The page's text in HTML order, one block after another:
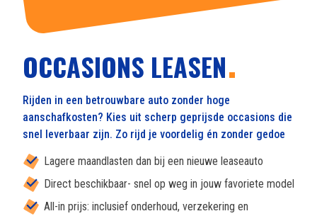
OCCASIONS LEASEN
Rijden in een betrouwbare auto zonder hoge
aanschafkosten? Kies uit scherp geprijsde occasions die
snel leverbaar zijn. Zo rijd je voordelig én zonder gedoe
Lagere maandlasten dan bij een nieuwe leaseauto
Direct beschikbaar- snel op weg in jouw favoriete model
All-in prijs: inclusief onderhoud, verzekering en